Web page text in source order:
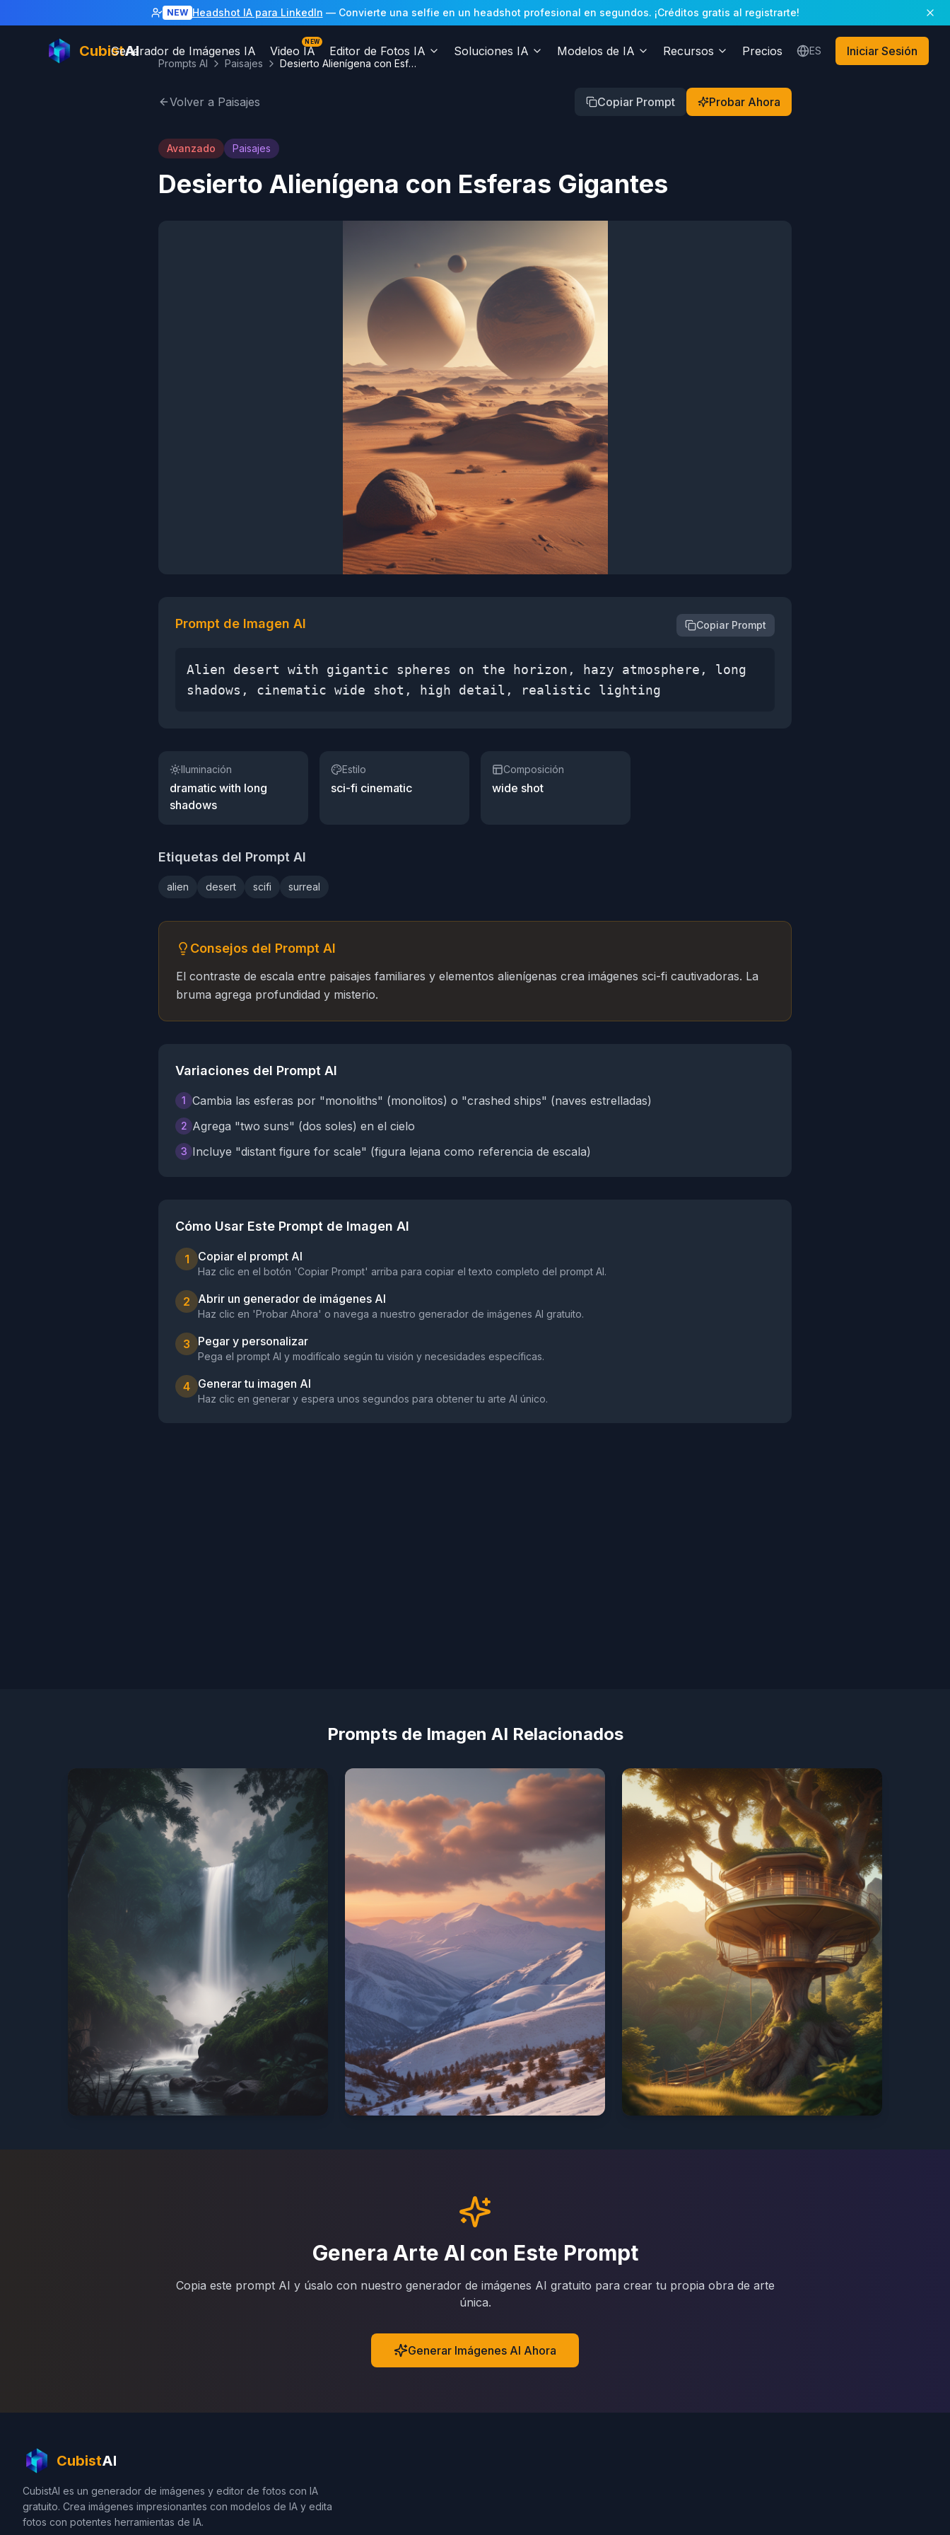
NEW Headshot IA para LinkedIn — Convierte una selfie en un headshot profesional en segundos. ¡Créditos gratis al registrarte!
CubistAI
Generador de Imágenes IA Video IA
NEW
Editor de Fotos IA Soluciones IA Modelos de IA Recursos Precios ES Iniciar Sesión
Prompts AI Paisajes Desierto Alienígena con Esferas Gigantes
Volver a Paisajes Copiar Prompt Probar Ahora
Avanzado Paisajes
Desierto Alienígena con Esferas Gigantes
Prompt de Imagen AI Copiar Prompt
Alien desert with gigantic spheres on the horizon, hazy atmosphere, long
shadows, cinematic wide shot, high detail, realistic lighting
Iluminación
dramatic with long
shadows
Estilo
sci-fi cinematic
Composición
wide shot
Etiquetas del Prompt AI
alien desert scifi surreal
Consejos del Prompt AI
El contraste de escala entre paisajes familiares y elementos alienígenas crea imágenes sci-fi cautivadoras. La
bruma agrega profundidad y misterio.
Variaciones del Prompt AI
1 Cambia las esferas por "monoliths" (monolitos) o "crashed ships" (naves estrelladas)
2 Agrega "two suns" (dos soles) en el cielo
3 Incluye "distant figure for scale" (figura lejana como referencia de escala)
Cómo Usar Este Prompt de Imagen AI
1 Copiar el prompt AI
Haz clic en el botón 'Copiar Prompt' arriba para copiar el texto completo del prompt AI.
2 Abrir un generador de imágenes AI
Haz clic en 'Probar Ahora' o navega a nuestro generador de imágenes AI gratuito.
3 Pegar y personalizar
Pega el prompt AI y modifícalo según tu visión y necesidades específicas.
4 Generar tu imagen AI
Haz clic en generar y espera unos segundos para obtener tu arte AI único.
Prompts de Imagen AI Relacionados
Genera Arte AI con Este Prompt
Copia este prompt AI y úsalo con nuestro generador de imágenes AI gratuito para crear tu propia obra de arte
única.
Generar Imágenes AI Ahora
CubistAI
CubistAI es un generador de imágenes y editor de fotos con IA
gratuito. Crea imágenes impresionantes con modelos de IA y edita
fotos con potentes herramientas de IA.